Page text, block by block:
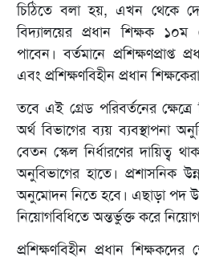
চিঠিতে বলা হয়, এখন থেকে
বিদ্যালয়ের প্রধান শিক্ষক
পাবেন। বর্তমানে প্রশিক্ষণপ্রাপ্ত
এবং প্রশিক্ষণবিহীন প্রধান
তবে এই গ্রেড পরিবর্তনের
অর্থ বিভাগের ব্যয় ব্যবস্থাপনা
বেতন স্কেল নির্ধারণের দায়িত্ব
অনুবিভাগের হাতে। প্রশাসনিক
অনুমোদন নিতে হবে। এছাড়া পদ
নিয়োগবিধিতে অন্তর্ভুক্ত করে
প্রশিক্ষণবিহীন প্রধান শিক্ষকদের